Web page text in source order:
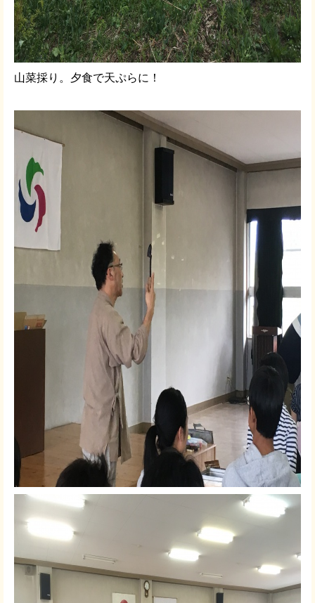
山菜採り。夕食で天ぷらに！